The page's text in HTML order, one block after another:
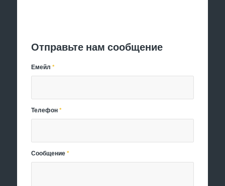
Отправьте нам сообщение
Емейл*
Телефон*
Сообщение*